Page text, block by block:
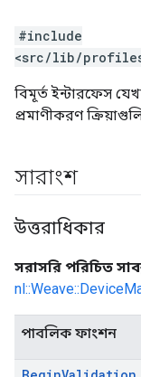
#include
<src/lib/profiles/
বিমূর্ত ইন্টারফেস
প্রমাণীকরণ
সারাংশ
উত্তরাধিকার
সরাসরি পরিচিত
পাবলিক ফাংশন